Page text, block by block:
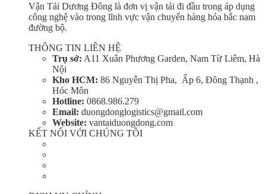
Vận Tải Dương Đông là đơn vị vận tải đi đầu trong áp dụng
công nghệ vào trong lĩnh vực vận chuyển hàng hóa bắc nam
đường bộ.
THÔNG TIN LIÊN HỆ
Trụ sở: A11 Xuân Phương Garden, Nam Từ Liêm, Hà
Nội
Kho HCM: 86 Nguyễn Thị Pha, Ấp 6, Đông Thạnh ,
Hóc Môn
Hotline: 0868.986.279
Email: duongdonglogistics@gmail.com
Website: vantaiduongdong.com
KẾT NỐI VỚI CHÚNG TÔI